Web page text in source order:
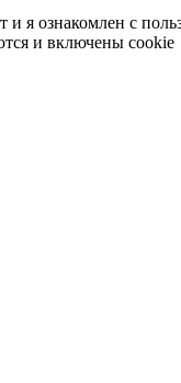
я ознакомлен с
и включены cookie